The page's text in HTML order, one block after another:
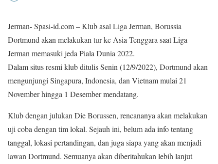
Jerman- Spasi-id.com – Klub asal Liga Jerman, Borussia
Dortmund akan melakukan tur ke Asia Tenggara saat Liga
Jerman memasuki jeda Piala Dunia 2022.
Dalam situs resmi klub ditulis Senin (12/9/2022), Dortmund akan
mengunjungi Singapura, Indonesia, dan Vietnam mulai 21
November hingga 1 Desember mendatang.
Klub dengan julukan Die Borussen, rencananya akan melakukan
uji coba dengan tim lokal. Sejauh ini, belum ada info tentang
tanggal, lokasi pertandingan, dan juga siapa yang akan menjadi
lawan Dortmund. Semuanya akan diberitahukan lebih lanjut